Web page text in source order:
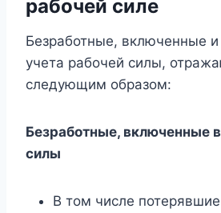
рабочей силе
Безработные, включенные
учета рабочей силы,
следующим образом:
Безработные, включенные
силы
В том числе